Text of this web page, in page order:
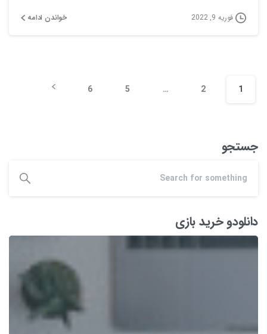
فوریه 9, 2022 خواندن ادامه
1
2
…
5
6
جستجو
دانلودو خرید بازی